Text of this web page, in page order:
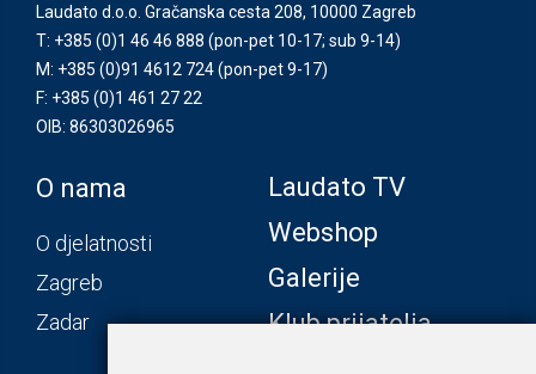
Laudato d.o.o. Gračanska cesta 208, 10000 Zagreb
T: +385 (0)1 46 46 888 (pon-pet 10-17; sub 9-14)
M: +385 (0)91 4612 724(pon-pet 9-17)
F: +385 (0)1 461 27 22
OIB: 86303026965
O nama
O djelatnosti
Zagreb
Zadar
Laudato TV
Webshop
Galerije
Klub prijatelja